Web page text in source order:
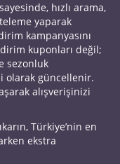
hızlı arama,
yaparak
kampanyasını
kuponları değil;
sezonluk
olarak güncellenir.
alışverişinizi
Türkiye’nin en
ekstra